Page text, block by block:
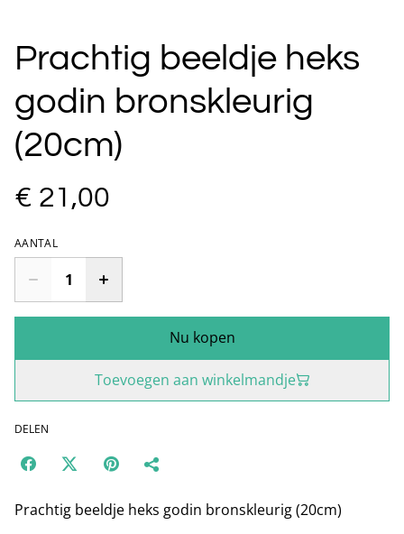
Prachtig beeldje heks
godin bronskleurig
(20cm)
€ 21,00
AANTAL
Nu kopen
Toevoegen aan winkelmandje
DELEN
Prachtig beeldje heks godin bronskleurig (20cm)